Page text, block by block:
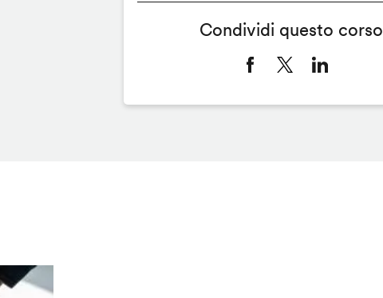
Condividi questo corso